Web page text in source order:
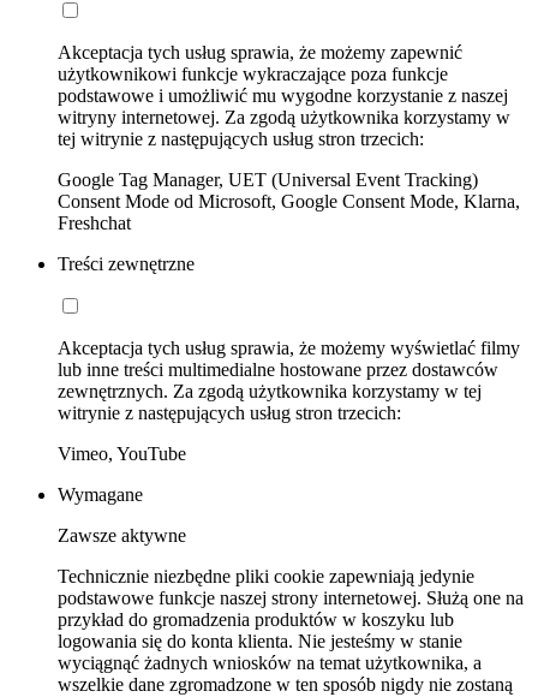
Akceptacja tych usług sprawia, że możemy zapewnić
użytkownikowi funkcje wykraczające poza funkcje
podstawowe i umożliwić mu wygodne korzystanie z naszej
witryny internetowej. Za zgodą użytkownika korzystamy w
tej witrynie z następujących usług stron trzecich:
Google Tag Manager, UET (Universal Event Tracking)
Consent Mode od Microsoft, Google Consent Mode, Klarna,
Freshchat
Treści zewnętrzne
Akceptacja tych usług sprawia, że możemy wyświetlać filmy
lub inne treści multimedialne hostowane przez dostawców
zewnętrznych. Za zgodą użytkownika korzystamy w tej
witrynie z następujących usług stron trzecich:
Vimeo, YouTube
Wymagane
Zawsze aktywne
Technicznie niezbędne pliki cookie zapewniają jedynie
podstawowe funkcje naszej strony internetowej. Służą one na
przykład do gromadzenia produktów w koszyku lub
logowania się do konta klienta. Nie jesteśmy w stanie
wyciągnąć żadnych wniosków na temat użytkownika, a
wszelkie dane zgromadzone w ten sposób nigdy nie zostaną